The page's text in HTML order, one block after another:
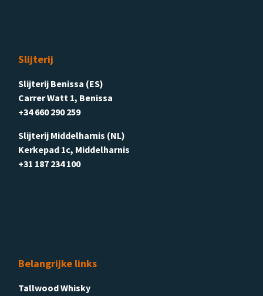
Slijterij
Slijterij Benissa (ES)
Carrer Watt 1, Benissa
+34 660 290 259
Slijterij Middelharnis (NL)
Kerkepad 1c, Middelharnis
+31 187 234 100
Belangrijke links
Tallwood Whisky